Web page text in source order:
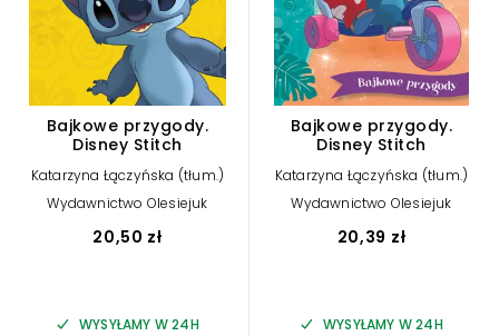
Bajkowe przygody.
Disney Stitch
Katarzyna Łączyńska (tłum.)
Wydawnictwo Olesiejuk
20,50 zł
WYSYŁAMY W 24H
Bajkowe przygody.
Disney Stitch
Katarzyna Łączyńska (tłum.)
Wydawnictwo Olesiejuk
20,39 zł
WYSYŁAMY W 24H